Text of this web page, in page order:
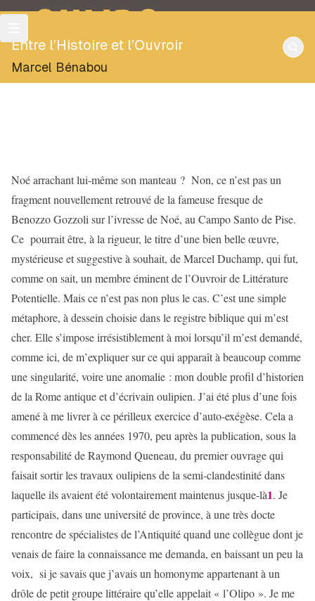
OULIPO
Entre l’Histoire et l’Ouvroir
Marcel Bénabou
Noé arrachant lui-même son manteau ? Non, ce n’est pas un
fragment nouvellement retrouvé de la fameuse fresque de
Benozzo Gozzoli sur l’ivresse de Noé, au Campo Santo de Pise.
Ce pourrait être, à la rigueur, le titre d’une bien belle œuvre,
mystérieuse et suggestive à souhait, de Marcel Duchamp, qui fut,
comme on sait, un membre éminent de l’Ouvroir de Littérature
Potentielle. Mais ce n’est pas non plus le cas. C’est une simple
métaphore, à dessein choisie dans le registre biblique qui m’est
cher. Elle s’impose irrésistiblement à moi lorsqu’il m’est demandé,
comme ici, de m’expliquer sur ce qui apparaît à beaucoup comme
une singularité, voire une anomalie : mon double profil d’historien
de la Rome antique et d’écrivain oulipien. J’ai été plus d’une fois
amené à me livrer à ce périlleux exercice d’auto-exégèse. Cela a
commencé dès les années 1970, peu après la publication, sous la
responsabilité de Raymond Queneau, du premier ouvrage qui
faisait sortir les travaux oulipiens de la semi-clandestinité dans
laquelle ils avaient été volontairement maintenus jusque-là1. Je
participais, dans une université de province, à une très docte
rencontre de spécialistes de l’Antiquité quand une collègue dont je
venais de faire la connaissance me demanda, en baissant un peu la
voix, si je savais que j’avais un homonyme appartenant à un
drôle de petit groupe littéraire qu’elle appelait « l’Olipo ». Je me